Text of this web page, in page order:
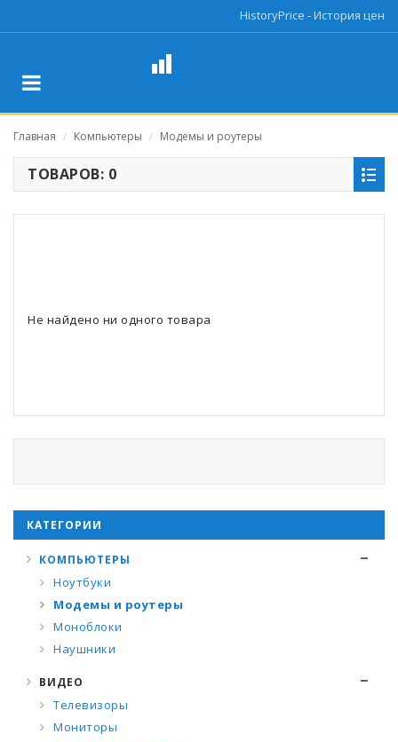
HistoryPrice - История цен
Главная / Компьютеры / Модемы и роутеры
ТОВАРОВ: 0
Не найдено ни одного товара
КАТЕГОРИИ
КОМПЬЮТЕРЫ
Ноутбуки
Модемы и роутеры
Моноблоки
Наушники
ВИДЕО
Телевизоры
Мониторы